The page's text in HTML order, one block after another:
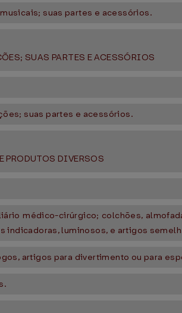
suas partes e acessórios.
SUAS PARTES E ACESSÓRIOS
suas partes e acessórios.
PRODUTOS DIVERSOS
médico-cirúrgico; colchões,
indicadoras, luminosos, e artigos
artigos para divertimento ou para